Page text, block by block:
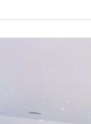
ていましたか？私は特に
は今でも覚えていますよ。
す。各プレイヤーはゴロ合
の問題に対して「語呂合
ること」で得点を競います